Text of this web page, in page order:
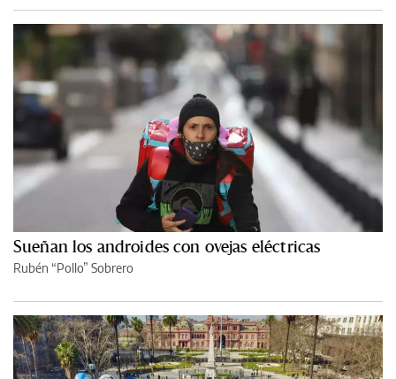
Sueñan los androides con ovejas eléctricas
Rubén “Pollo” Sobrero